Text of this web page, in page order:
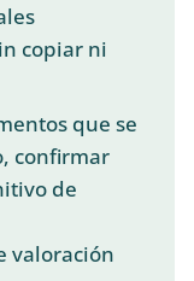
copiar ni
que se
confirmar
de
valoración